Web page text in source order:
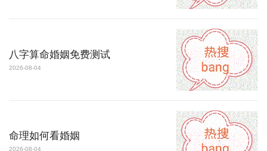
八字算命婚姻免费测试
2026-08-04
命理如何看婚姻
2026-08-04